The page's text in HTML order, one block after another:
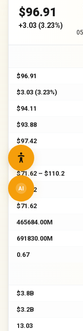
$96.91
+3.03 (3.23%)
$96.91
$3.03 (3.23%)
$94.11
$93.88
$97.42
$91.6
$71.62 – $110.2
$110.2
$71.62
465684.00M
691830.00M
0.67
$3.8B
$3.2B
13.03
AI